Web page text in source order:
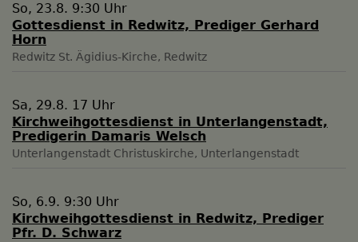
So, 23.8. 9:30 Uhr
Gottesdienst in Redwitz, Prediger Gerhard
Horn
Redwitz St. Ägidius-Kirche, Redwitz
Sa, 29.8. 17 Uhr
Kirchweihgottesdienst in Unterlangenstadt,
Predigerin Damaris Welsch
Unterlangenstadt Christuskirche, Unterlangenstadt
So, 6.9. 9:30 Uhr
Kirchweihgottesdienst in Redwitz, Prediger
Pfr. D. Schwarz